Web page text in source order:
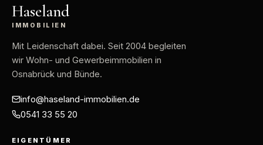
Haseland
IMMOBILIEN
Mit Leidenschaft dabei. Seit 2004 begleiten
wir Wohn- und Gewerbeimmobilien in
Osnabrück und Bünde.
info@haseland-immobilien.de
0541 33 55 20
EIGENTÜMER